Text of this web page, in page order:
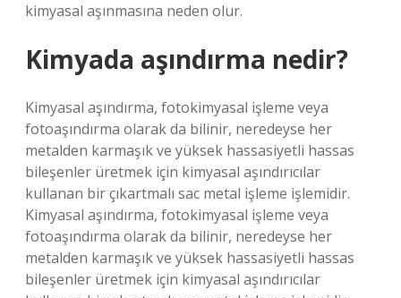
kimyasal aşınmasına neden olur.
Kimyada aşındırma nedir?
Kimyasal aşındırma, fotokimyasal işleme veya
fotoaşındırma olarak da bilinir, neredeyse her
metalden karmaşık ve yüksek hassasiyetli hassas
bileşenler üretmek için kimyasal aşındırıcılar
kullanan bir çıkartmalı sac metal işleme işlemidir.
Kimyasal aşındırma, fotokimyasal işleme veya
fotoaşındırma olarak da bilinir, neredeyse her
metalden karmaşık ve yüksek hassasiyetli hassas
bileşenler üretmek için kimyasal aşındırıcılar